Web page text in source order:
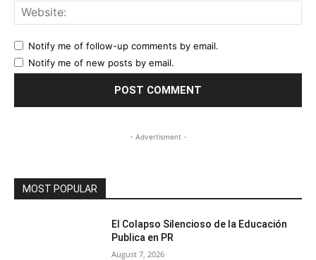
Notify me of follow-up comments by email.
Notify me of new posts by email.
- Advertisment -
MOST POPULAR
El Colapso Silencioso de la Educación
Publica en PR
August 7, 2026